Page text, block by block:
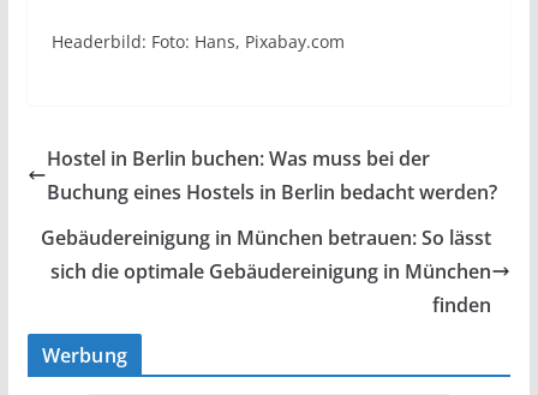
Headerbild: Foto: Hans, Pixabay.com
Hostel in Berlin buchen: Was muss bei der
Buchung eines Hostels in Berlin bedacht werden?
Gebäudereinigung in München betrauen: So lässt
sich die optimale Gebäudereinigung in München
finden
Werbung